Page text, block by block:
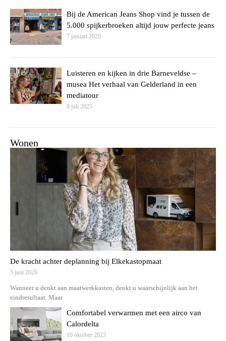
Bij de American Jeans Shop vind je tussen de
5.000 spijkerbroeken altijd jouw perfecte jeans
7 januari 2026
Luisteren en kijken in drie Barneveldse –
musea Het verhaal van Gelderland in een
mediatour
8 juli 2025
Wonen
De kracht achter deplanning bij Elkekastopmaat
5 juni 2026
Wanneer u denkt aan maatwerkkasten, denkt u waarschijnlijk aan het
eindresultaat. Maar
Comfortabel verwarmen met een airco van
Calordelta
10 oktober 2023